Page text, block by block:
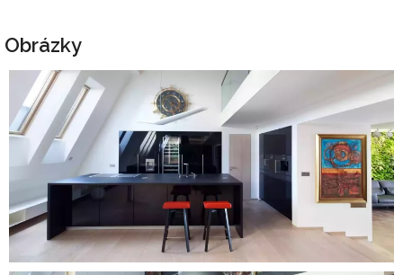
Obrázky